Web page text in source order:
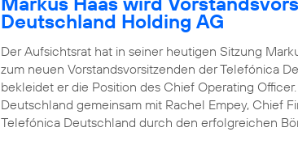
Deutschland Holding AG
Der Aufsichtsrat hat in seiner heutigen Sitzung
zum neuen Vorstandsvorsitzenden der Telefónica
bekleidet er die Position des Chief Operating
Deutschland gemeinsam mit Rachel Empey, Chief
Telefónica Deutschland durch den erfolgreichen